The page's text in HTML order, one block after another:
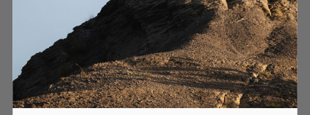
Vor allem am Rennrad, aber auch an manchen
Trekkingbikes und am Mountainbike gibt esKlick-Pedale.
Hier sind nur spezielle Fahrradschuhe kompatibel, die
Sohlen der Schuhe brauchen dannCleats.
Rennradschuhesind in der Regel immer für den Einbau
von Platten gemacht, Mountainbikeschuhe kannst dumit
Klickundohne Klickkaufen.